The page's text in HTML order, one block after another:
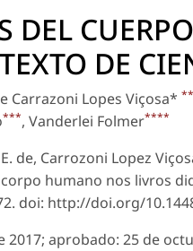
DEL
DE
Carrazoni Lopes Viçosa***
***, Vanderlei Folmer****
de, Carrozoni Lopez
corpo humano nos livros
doi: http://doi.org/
2017; aprobado: 25 de